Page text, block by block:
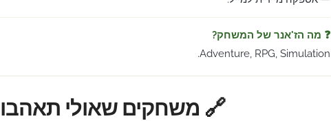
❓ מה הז'אנר של המשחק?
Adventure, RPG, Simulation.
🔗 משחקים שאולי תאהבו